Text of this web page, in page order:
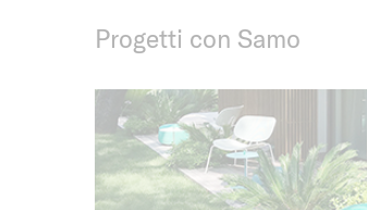
Progetti con Samo